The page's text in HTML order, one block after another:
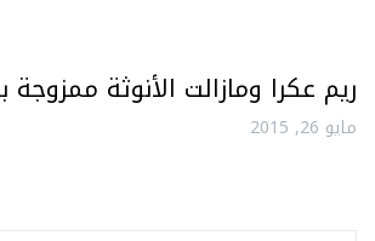
ريم عكرا ومازالت الأنوثة ممزوجة
مايو 26, 2015